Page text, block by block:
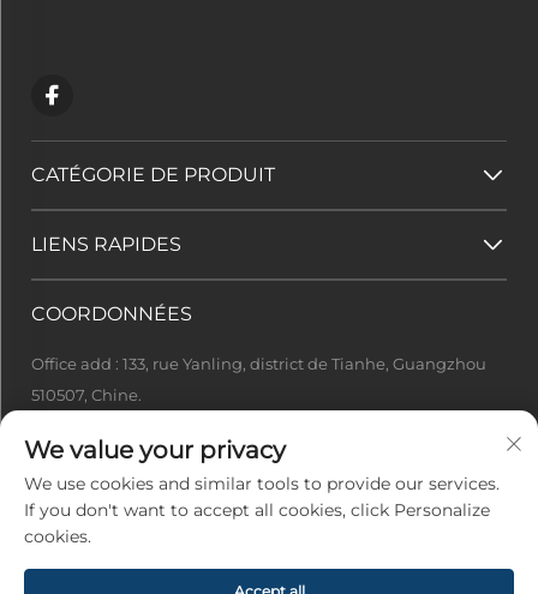
CATÉGORIE DE PRODUIT
LIENS RAPIDES
COORDONNÉES
Office add : 133, rue Yanling, district de Tianhe, Guangzhou
510507, Chine.
+86-13922415049
We value your privacy
We use cookies and similar tools to provide our services.
If you don't want to accept all cookies, click Personalize
cookies.